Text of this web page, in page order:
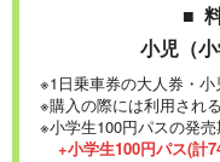
■
小児（
※1日乗車券の大人券・小
※購入の際には利用され
※小学生100円パスの発売
+小学生100円パス(計